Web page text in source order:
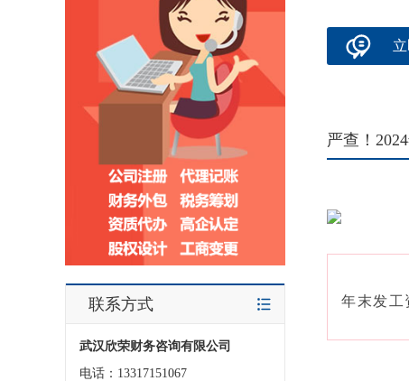
联系方式
武汉欣荣财务咨询有限公司
电话：13317151067
严查！
年末发工